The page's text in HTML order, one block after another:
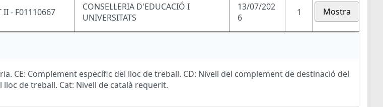
II - F01110667
CONSELLERIA D'EDUCACIÓ I
UNIVERSITATS
13/07/202
6
1 Mostra
CE: Complement específic del lloc de treball. CD: Nivell del complement de destinació del
de treball. Cat: Nivell de català requerit.